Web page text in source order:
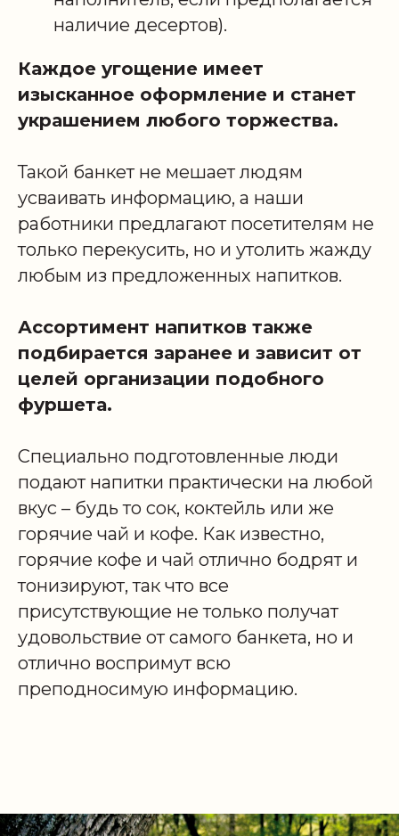
наличие десертов).
Каждое угощение имеет
изысканное оформление и станет
украшением любого торжества.
Такой банкет не мешает людям
усваивать информацию, а наши
работники предлагают посетителям не
только перекусить, но и утолить жажду
любым из предложенных напитков.
Ассортимент напитков также
подбирается заранее и зависит от
целей организации подобного
фуршета.
Специально подготовленные люди
подают напитки практически на любой
вкус – будь то сок, коктейль или же
горячие чай и кофе. Как известно,
горячие кофе и чай отлично бодрят и
тонизируют, так что все
присутствующие не только получат
удовольствие от самого банкета, но и
отлично воспримут всю
преподносимую информацию.